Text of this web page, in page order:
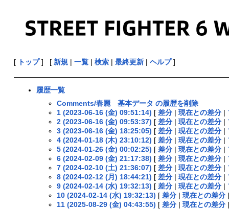
[ トップ] [ 新規| 一覧| 検索| 最終更新| ヘルプ]
履歴一覧
Comments/春麗 基本データ の履歴を削除
1 (2023-06-16 (金) 09:51:14) [ 差分| 現在との差分|
2 (2023-06-16 (金) 09:53:37) [ 差分| 現在との差分|
3 (2023-06-16 (金) 18:25:05) [ 差分| 現在との差分|
4 (2024-01-18 (木) 23:10:12) [ 差分| 現在との差分|
5 (2024-01-26 (金) 00:02:25) [ 差分| 現在との差分|
6 (2024-02-09 (金) 21:17:38) [ 差分| 現在との差分|
7 (2024-02-10 (土) 21:36:07) [ 差分| 現在との差分|
8 (2024-02-12 (月) 18:44:21) [ 差分| 現在との差分|
9 (2024-02-14 (水) 19:32:13) [ 差分| 現在との差分|
10 (2024-02-14 (水) 19:32:13) [ 差分| 現在との差分|
11 (2025-08-29 (金) 04:43:55) [ 差分| 現在との差分|